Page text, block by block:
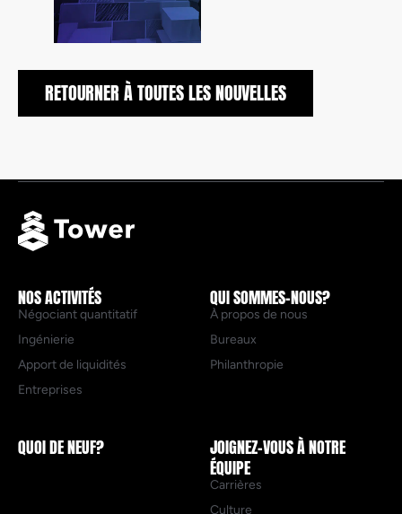
RETOURNER À TOUTES LES NOUVELLES
NOS ACTIVITÉS
Négociant quantitatif
Ingénierie
Apport de liquidités
Entreprises
QUI SOMMES-NOUS?
À propos de nous
Bureaux
Philanthropie
QUOI DE NEUF?
JOIGNEZ-VOUS À NOTRE
ÉQUIPE
Carrières
Culture